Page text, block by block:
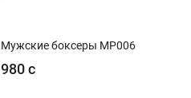
Мужские боксеры MP006
980 с